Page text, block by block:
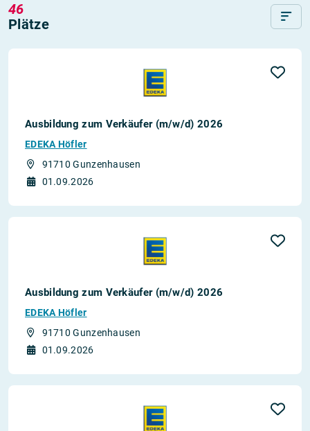
46
Plätze
Ausbildung zum Verkäufer (m/w/d) 2026
EDEKA Höfler
91710 Gunzenhausen
01.09.2026
Ausbildung zum Verkäufer (m/w/d) 2026
EDEKA Höfler
91710 Gunzenhausen
01.09.2026